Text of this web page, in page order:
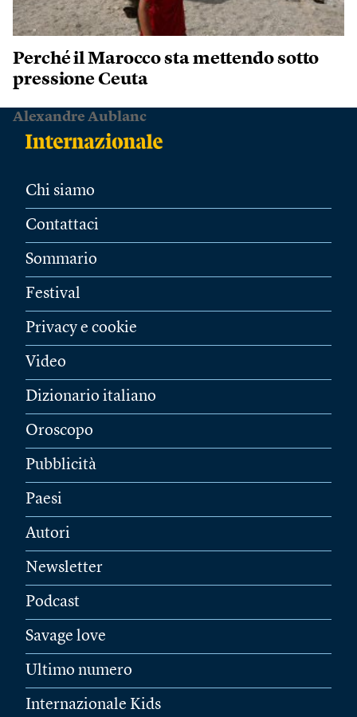
Perché il Marocco sta mettendo sotto
pressione Ceuta
Alexandre Aublanc
Chi siamo
Contattaci
Sommario
Festival
Privacy e cookie
Video
Dizionario italiano
Oroscopo
Pubblicità
Paesi
Autori
Newsletter
Podcast
Savage love
Ultimo numero
Internazionale Kids